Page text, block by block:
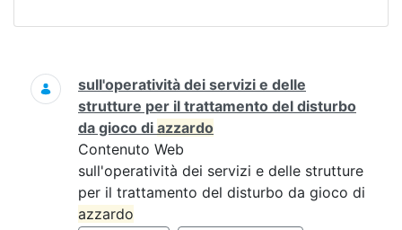
Ricerca
sull'operatività dei servizi e delle
strutture per il trattamento del disturbo
da gioco di azzardo
Contenuto Web
sull'operatività dei servizi e delle strutture
per il trattamento del disturbo da gioco di
azzardo